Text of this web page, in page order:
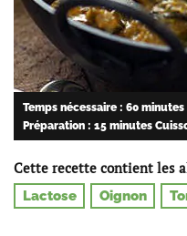
Temps nécessaire : 60 minutes
Préparation : 15 minutes
Cette recette contient les
Lactose Oignon